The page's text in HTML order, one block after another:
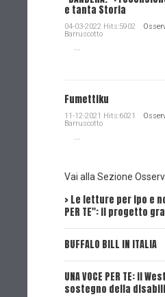
e tanta Storia
04-03-2022 Hits:5902
Barruscotto
...
Fumettiku
11-12-2021 Hits:6021
Barruscotto
...
Vai alla Sezione
> Le letture per ipo e
PER TE": il progetto
BUFFALO BILL IN ITALIA
UNA VOCE PER TE: il
sostegno della